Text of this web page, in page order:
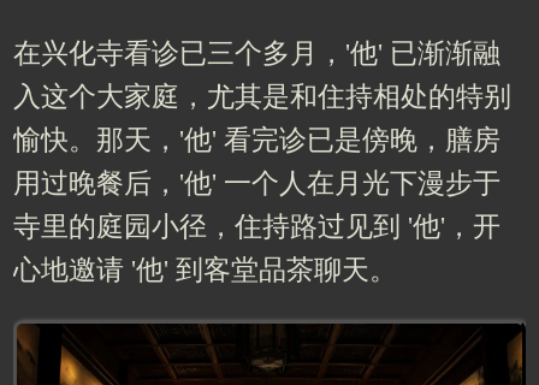
在兴化寺看诊已三个多月，'他' 已渐渐融
入这个大家庭，尤其是和住持相处的特别
愉快。那天，'他' 看完诊已是傍晚，膳房
用过晚餐后，'他' 一个人在月光下漫步于
寺里的庭园小径，住持路过见到 '他'，开
心地邀请 '他' 到客堂品茶聊天。